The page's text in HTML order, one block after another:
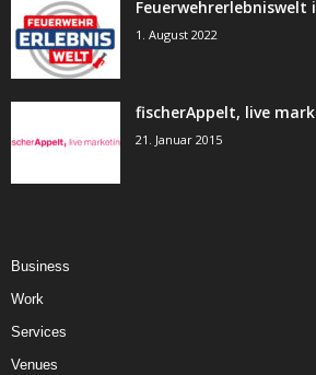
Feuerwehrerlebniswelt
1. August 2022
fischerAppelt, live
21. Januar 2015
Business
Work
Services
Venues